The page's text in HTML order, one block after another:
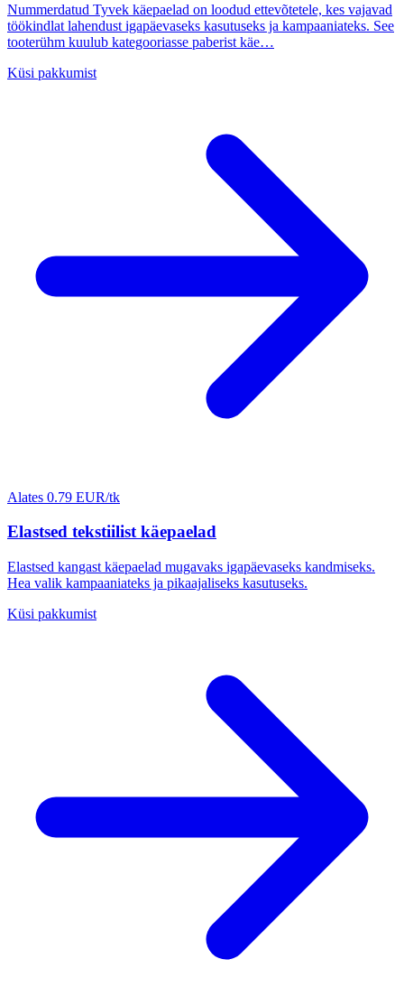
Nummerdatud Tyvek käepaelad on loodud ettevõtetele, kes vajavad
töökindlat lahendust igapäevaseks kasutuseks ja kampaaniateks. See
tooterühm kuulub kategooriasse paberist käe…
Küsi pakkumist
Alates 0.79 EUR/tk
Elastsed tekstiilist käepaelad
Elastsed kangast käepaelad mugavaks igapäevaseks kandmiseks.
Hea valik kampaaniateks ja pikaajaliseks kasutuseks.
Küsi pakkumist